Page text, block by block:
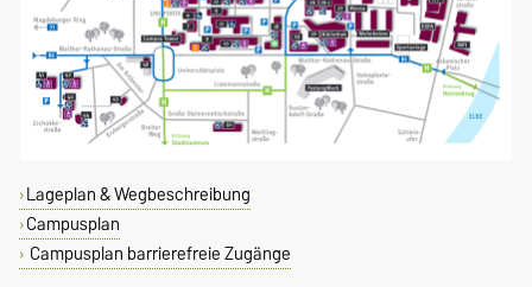
Lageplan & Wegbeschreibung
Campusplan
Campusplan barrierefreie Zugänge